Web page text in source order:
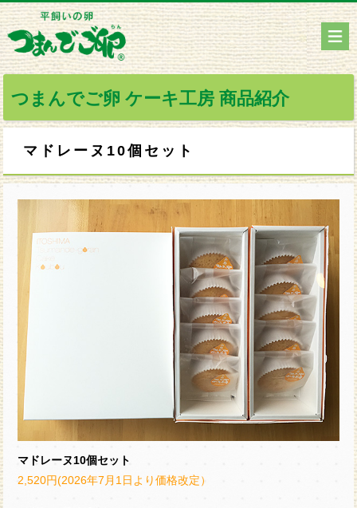
つまんでご卵 ケーキ工房 商品紹介
マドレーヌ10個セット
マドレーヌ10個セット
2,520円(2026年7月1日より価格改定）